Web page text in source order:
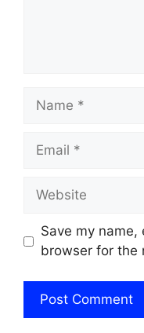
Name
Email
Website
Save my
browser for the